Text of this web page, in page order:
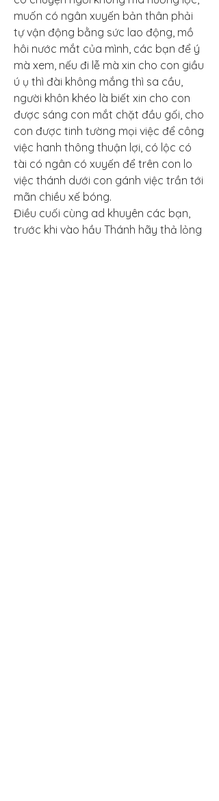
muốn có ngân xuyến bản thân phải
tự vận động bằng sức lao động, mồ
hôi nước mắt của mình, các bạn để ý
mà xem, nếu đi lễ mà xin cho con giầu
ú ụ thì đài không mắng thì sa cầu,
người khôn khéo là biết xin cho con
được sáng con mắt chặt đầu gối, cho
con được tinh tường mọi việc để công
việc hanh thông thuận lợi, có lộc có
tài có ngân có xuyến để trên con lo
việc thánh dưới con gánh việc trần tới
mãn chiều xế bóng.
Điều cuối cùng ad khuyên các bạn,
trước khi vào hầu Thánh hãy thả lỏng